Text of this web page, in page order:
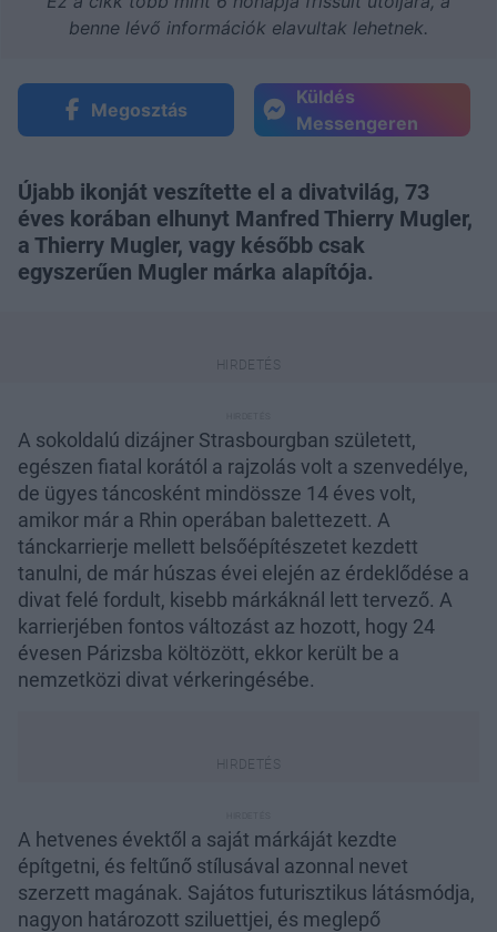
benne lévő információk elavultak lehetnek.
Megosztás
Küldés
Messengeren
Újabb ikonját veszítette el a divatvilág, 73
éves korában elhunyt Manfred Thierry Mugler,
a Thierry Mugler, vagy később csak
egyszerűen Mugler márka alapítója.
A sokoldalú dizájner Strasbourgban született,
egészen fiatal korától a rajzolás volt a szenvedélye,
de ügyes táncosként mindössze 14 éves volt,
amikor már a Rhin operában balettezett. A
tánckarrierje mellett belsőépítészetet kezdett
tanulni, de már húszas évei elején az érdeklődése a
divat felé fordult, kisebb márkáknál lett tervező. A
karrierjében fontos változást az hozott, hogy 24
évesen Párizsba költözött, ekkor került be a
nemzetközi divat vérkeringésébe.
A hetvenes évektől a saját márkáját kezdte
építgetni, és feltűnő stílusával azonnal nevet
szerzett magának. Sajátos futurisztikus látásmódja,
nagyon határozott sziluettjei, és meglepő